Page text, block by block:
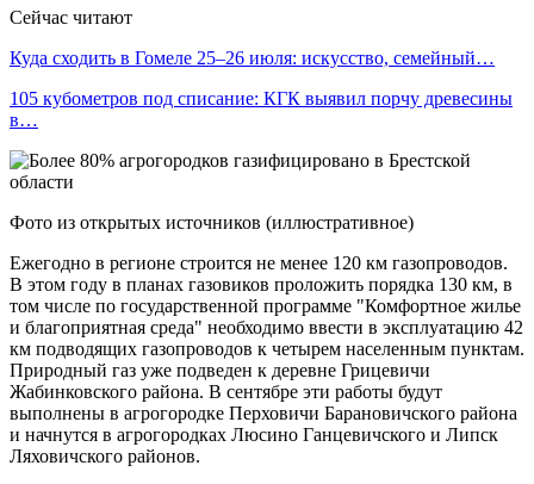
Сейчас читают
Куда сходить в Гомеле 25–26 июля: искусство, семейный…
105 кубометров под списание: КГК выявил порчу древесины
в…
Фото из открытых источников (иллюстративное)
Ежегодно в регионе строится не менее 120 км газопроводов.
В этом году в планах газовиков проложить порядка 130 км, в
том числе по государственной программе "Комфортное жилье
и благоприятная среда" необходимо ввести в эксплуатацию 42
км подводящих газопроводов к четырем населенным пунктам.
Природный газ уже подведен к деревне Грицевичи
Жабинковского района. В сентябре эти работы будут
выполнены в агрогородке Перховичи Барановичского района
и начнутся в агрогородках Люсино Ганцевичского и Липск
Ляховичского районов.